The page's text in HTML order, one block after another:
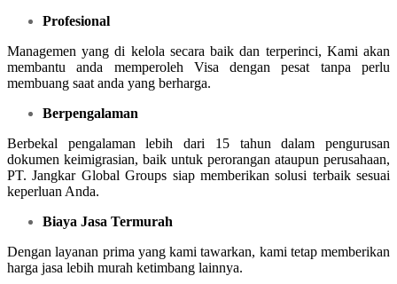
Profesional
Managemen yang di kelola secara baik dan terperinci, Kami akan
membantu anda memperoleh Visa dengan pesat tanpa perlu
membuang saat anda yang berharga.
Berpengalaman
Berbekal pengalaman lebih dari 15 tahun dalam pengurusan
dokumen keimigrasian, baik untuk perorangan ataupun perusahaan,
PT. Jangkar Global Groups siap memberikan solusi terbaik sesuai
keperluan Anda.
Biaya Jasa Termurah
Dengan layanan prima yang kami tawarkan, kami tetap memberikan
harga jasa lebih murah ketimbang lainnya.